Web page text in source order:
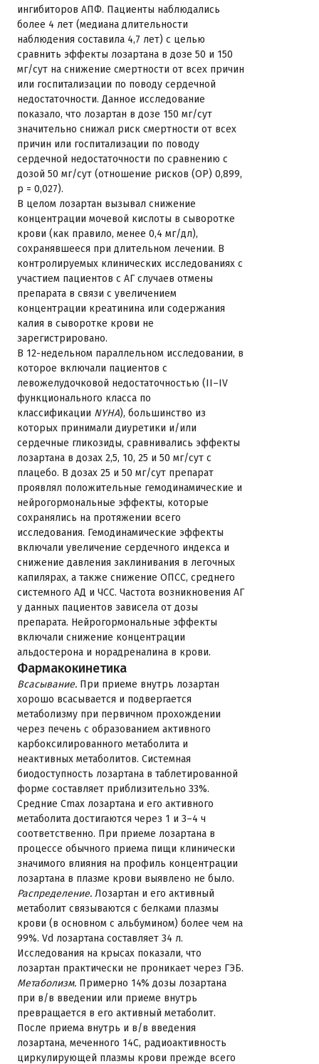
ингибиторов АПФ. Пациенты наблюдались
более 4 лет (медиана длительности
наблюдения составила 4,7 лет) с целью
сравнить эффекты лозартана в дозе 50 и 150
мг/сут на снижение смертности от всех причин
или госпитализации по поводу сердечной
недостаточности. Данное исследование
показало, что лозартан в дозе 150 мг/сут
значительно снижал риск смертности от всех
причин или госпитализации по поводу
сердечной недостаточности по сравнению с
дозой 50 мг/сут (отношение рисков (ОР) 0,899,
р = 0,027).
В целом лозартан вызывал снижение
концентрации мочевой кислоты в сыворотке
крови (как правило, менее 0,4 мг/дл),
сохранявшееся при длительном лечении. В
контролируемых клинических исследованиях с
участием пациентов с АГ случаев отмены
препарата в связи с увеличением
концентрации креатинина или содержания
калия в сыворотке крови не
зарегистрировано.
В 12-недельном параллельном исследовании, в
которое включали пациентов с
левожелудочковой недостаточностью (II–IV
функционального класса по
классификации NYHA), большинство из
которых принимали диуретики и/или
сердечные гликозиды, сравнивались эффекты
лозартана в дозах 2,5, 10, 25 и 50 мг/сут с
плацебо. В дозах 25 и 50 мг/сут препарат
проявлял положительные гемодинамические и
нейрогормональные эффекты, которые
сохранялись на протяжении всего
исследования. Гемодинамические эффекты
включали увеличение сердечного индекса и
снижение давления заклинивания в легочных
капилярах, а также снижение ОПСС, среднего
системного АД и ЧСС. Частота возникновения АГ
у данных пациентов зависела от дозы
препарата. Нейрогормональные эффекты
включали снижение концентрации
альдостерона и норадреналина в крови.
Фармакокинетика
Всасывание. При приеме внутрь лозартан
хорошо всасывается и подвергается
метаболизму при первичном прохождении
через печень с образованием активного
карбоксилированного метаболита и
неактивных метаболитов. Системная
биодоступность лозартана в таблетированной
форме составляет приблизительно 33%.
Средние Cmax лозартана и его активного
метаболита достигаются через 1 и 3–4 ч
соответственно. При приеме лозартана в
процессе обычного приема пищи клинически
значимого влияния на профиль концентрации
лозартана в плазме крови выявлено не было.
Распределение. Лозартан и его активный
метаболит связываются с белками плазмы
крови (в основном с альбумином) более чем на
99%. Vd лозартана составляет 34 л.
Исследования на крысах показали, что
лозартан практически не проникает через ГЭБ.
Метаболизм. Примерно 14% дозы лозартана
при в/в введении или приеме внутрь
превращается в его активный метаболит.
После приема внутрь и в/в введения
лозартана, меченного 14C, радиоактивность
циркулирующей плазмы крови прежде всего